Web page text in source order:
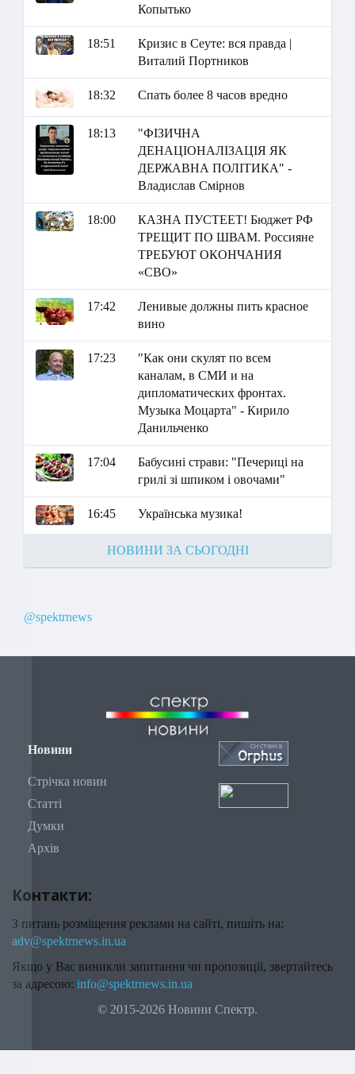
Копытько
18:51
Кризис в Сеуте: вся правда |
Виталий Портников
18:32 Спать более 8 часов вредно
18:13
"ФІЗИЧНА
ДЕНАЦІОНАЛІЗАЦІЯ ЯК
ДЕРЖАВНА ПОЛІТИКА" -
Владислав Смірнов
18:00
КАЗНА ПУСТЕЕТ! Бюджет РФ
ТРЕЩИТ ПО ШВАМ. Россияне
ТРЕБУЮТ ОКОНЧАНИЯ
«СВО»
17:42
Ленивые должны пить красное
вино
17:23
"Как они скулят по всем
каналам, в СМИ и на
дипломатических фронтах.
Музыка Моцарта" - Кирило
Данильченко
17:04
Бабусині страви: "Печериці на
грилі зі шпиком і овочами"
16:45 Українська музика!
НОВИНИ ЗА СЬОГОДНІ
@spektrnews
Новини
Стрічка новин
Статті
Думки
Архів
Контакти:
З питань розміщення реклами на сайті, пишіть на:
adv@spektrnews.in.ua
Якщо у Вас виникли запитання чи пропозиції, звертайтесь
за адресою: info@spektrnews.in.ua
© 2015-2026 Новини Спектр.